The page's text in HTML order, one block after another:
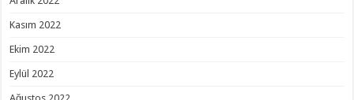
Kasım 2022
Ekim 2022
Eylül 2022